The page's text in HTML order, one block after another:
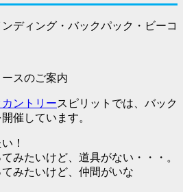
ディング・バックパック・ビーコ
スのご案内
スピリットでは、バック
催しています。
！
みたいけど、道具がない・・・。
みたいけど、仲間がいな